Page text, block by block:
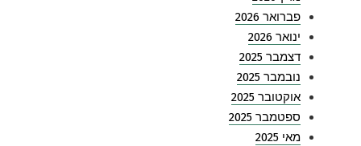
פברואר 2026
ינואר 2026
דצמבר 2025
נובמבר 2025
אוקטובר 2025
ספטמבר 2025
מאי 2025